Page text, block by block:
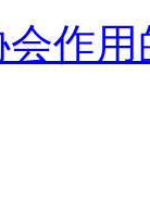
作